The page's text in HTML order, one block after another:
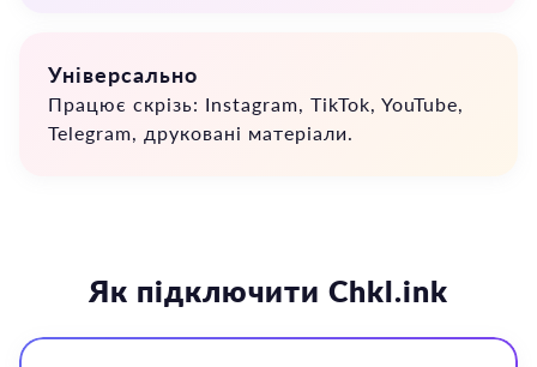
🚀
Універсально
Працює скрізь: Instagram, TikTok, YouTube,
Telegram, друковані матеріали.
Як підключити Chkl.ink